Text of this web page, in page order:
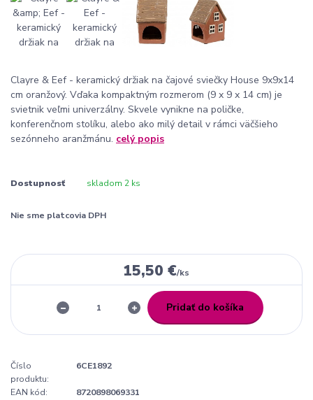
Clayre & Eef - keramický držiak na čajové sviečky House 9x9x14
cm oranžový. Vďaka kompaktným rozmerom (9 x 9 x 14 cm) je
svietnik veľmi univerzálny. Skvele vynikne na poličke,
konferenčnom stolíku, alebo ako milý detail v rámci väčšieho
sezónneho aranžmánu. celý popis
Dostupnosť skladom 2 ks
Nie sme platcovia DPH
15,50 €/ks
Pridať do košíka
Číslo
produktu:
6CE1892
EAN kód: 8720898069331